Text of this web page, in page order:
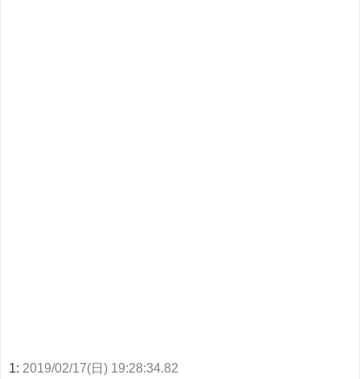
1: 2019/02/17(日) 19:28:34.82